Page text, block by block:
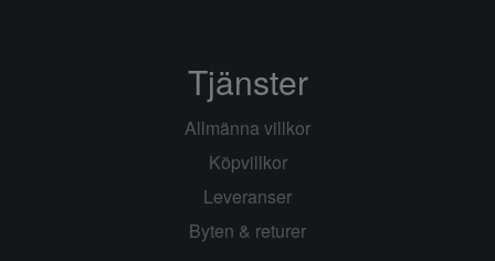
Tjänster
Allmänna villkor
Köpvillkor
Leveranser
Byten & returer